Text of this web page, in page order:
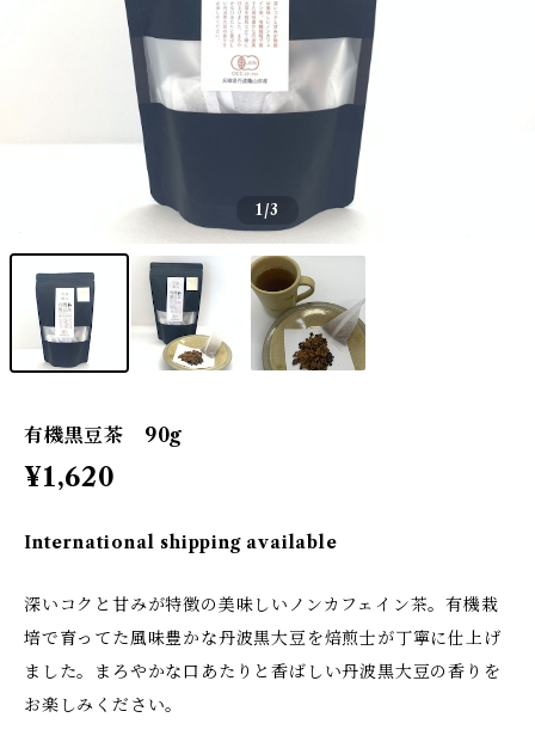
1/3
有機黒豆茶 90g
¥1,620
International shipping available
深いコクと甘みが特徴の美味しいノンカフェイン茶。有機栽
培で育ってた風味豊かな丹波黒大豆を焙煎士が丁寧に仕上げ
ました。まろやかな口あたりと香ばしい丹波黒大豆の香りを
お楽しみください。